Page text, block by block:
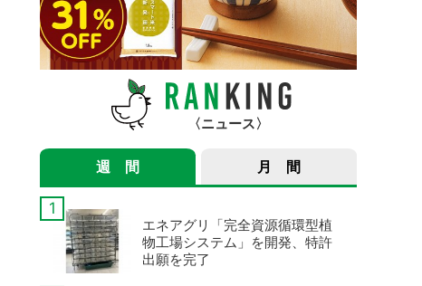
ニュース
週 間 月 間
エネアグリ「完全資源循環型植
物工場システム」を開発、特許
出願を完了